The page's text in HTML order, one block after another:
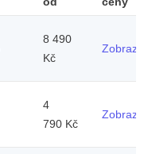
8 490
Kč
Zobrazit
4
790 Kč
Zobrazit